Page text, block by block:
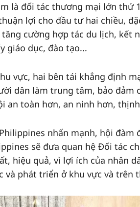
là đối tác thương mại lớn thứ
lợi cho đầu tư hai chiều,
cường hợp tác du lịch, kết
giáo dục, đào tạo...
vực, hai bên tái khẳng định
dân làm trung tâm, bảo đảm
an toàn hơn, an ninh hơn,
nhấn mạnh, hội
sẽ đưa quan hệ Đối tác
hiệu quả, vì lợi ích của nhân
và phát triển ở khu vực và trên